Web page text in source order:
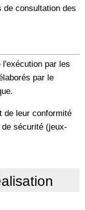
de consultation des
par les
par le
de leur conformité
sécurité (jeux-